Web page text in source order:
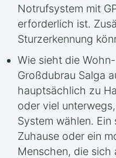
Notrufsystem mit
erforderlich ist.
Sturzerkennung
Wie sieht die
Großdubrau Salga
hauptsächlich zu
oder viel
System wählen.
Zuhause oder ein
Menschen, die sich